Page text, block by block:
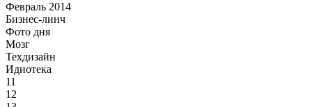
Февраль 2014
Бизнес-линч
Фото дня
Мозг
Техдизайн
Идиотека
11
12